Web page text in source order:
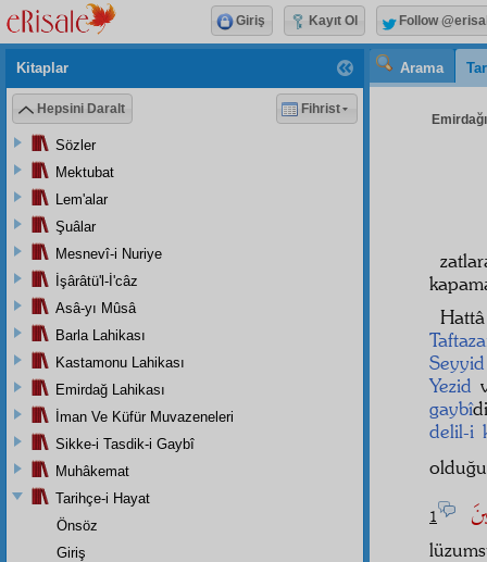
Arama
Yezid
gaybî
delil-i
1
Kitaplar
Hepsini Daralt Fihrist
Sözler
Mektubat
Lem'alar
Şuâlar
Mesnevî-i Nuriye
İşârâtü'l-İ'câz
Asâ-yı Mûsâ
Barla Lahikası
Kastamonu Lahikası
Emirdağ Lahikası
İman Ve Küfür Muvazeneleri
Sikke-i Tasdik-i Gaybî
Muhâkemat
Tarihçe-i Hayat
Önsöz
Giriş
Giriş Kayıt Ol Follow